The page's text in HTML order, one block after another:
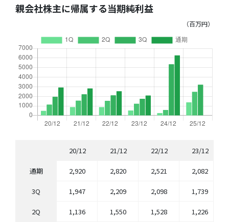
親会社株主に帰属する当期純利益
（百万円）
通期
3Q
2Q
20/12
2,920
1,947
1,136
21/12
2,820
2,209
1,550
22/12
2,521
2,098
1,528
23/12
2,082
1,739
1,226